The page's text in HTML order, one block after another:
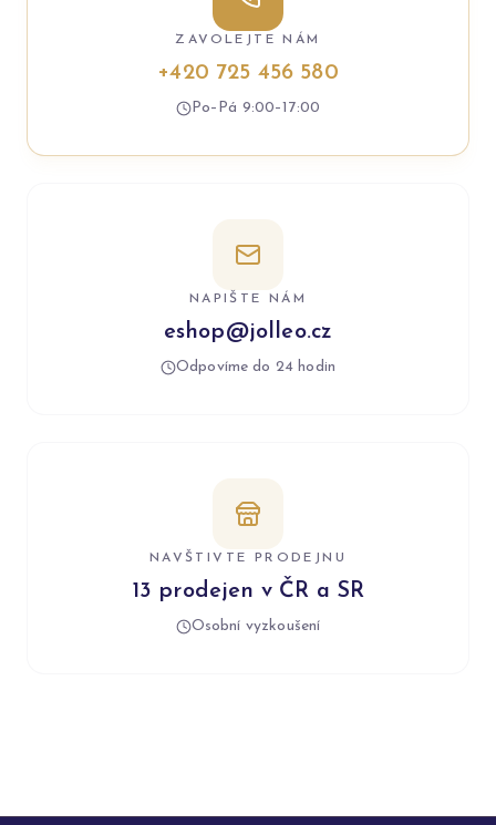
ZAVOLEJTE NÁM
+420 725 456 580
Po–Pá 9:00–17:00
NAPIŠTE NÁM
eshop@jolleo.cz
Odpovíme do 24 hodin
NAVŠTIVTE PRODEJNU
13 prodejen v ČR a SR
Osobní vyzkoušení